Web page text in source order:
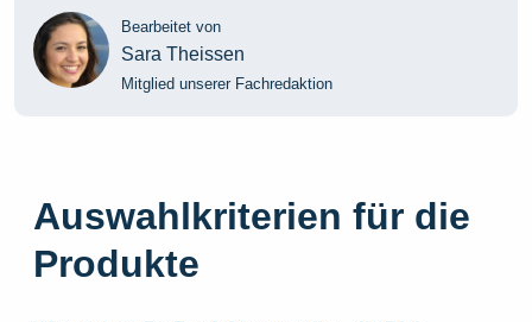
Bearbeitet von
Sara Theissen
Mitglied unserer Fachredaktion
Auswahlkriterien für die
Produkte